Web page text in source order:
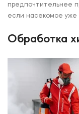
предпочтительнее
если насекомое уже
Обработка